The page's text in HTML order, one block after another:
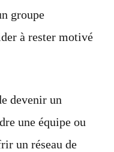
groupe
à rester motivé
devenir un
une équipe ou
un réseau de